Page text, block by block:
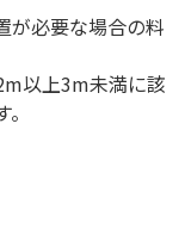
が必要な場合の料
以上3m未満に該